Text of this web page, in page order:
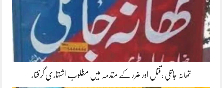
تھانہ جاتلی ،قتل اور ضرر کے مقدمہ میں مطلوب اشتہاری گرفتار